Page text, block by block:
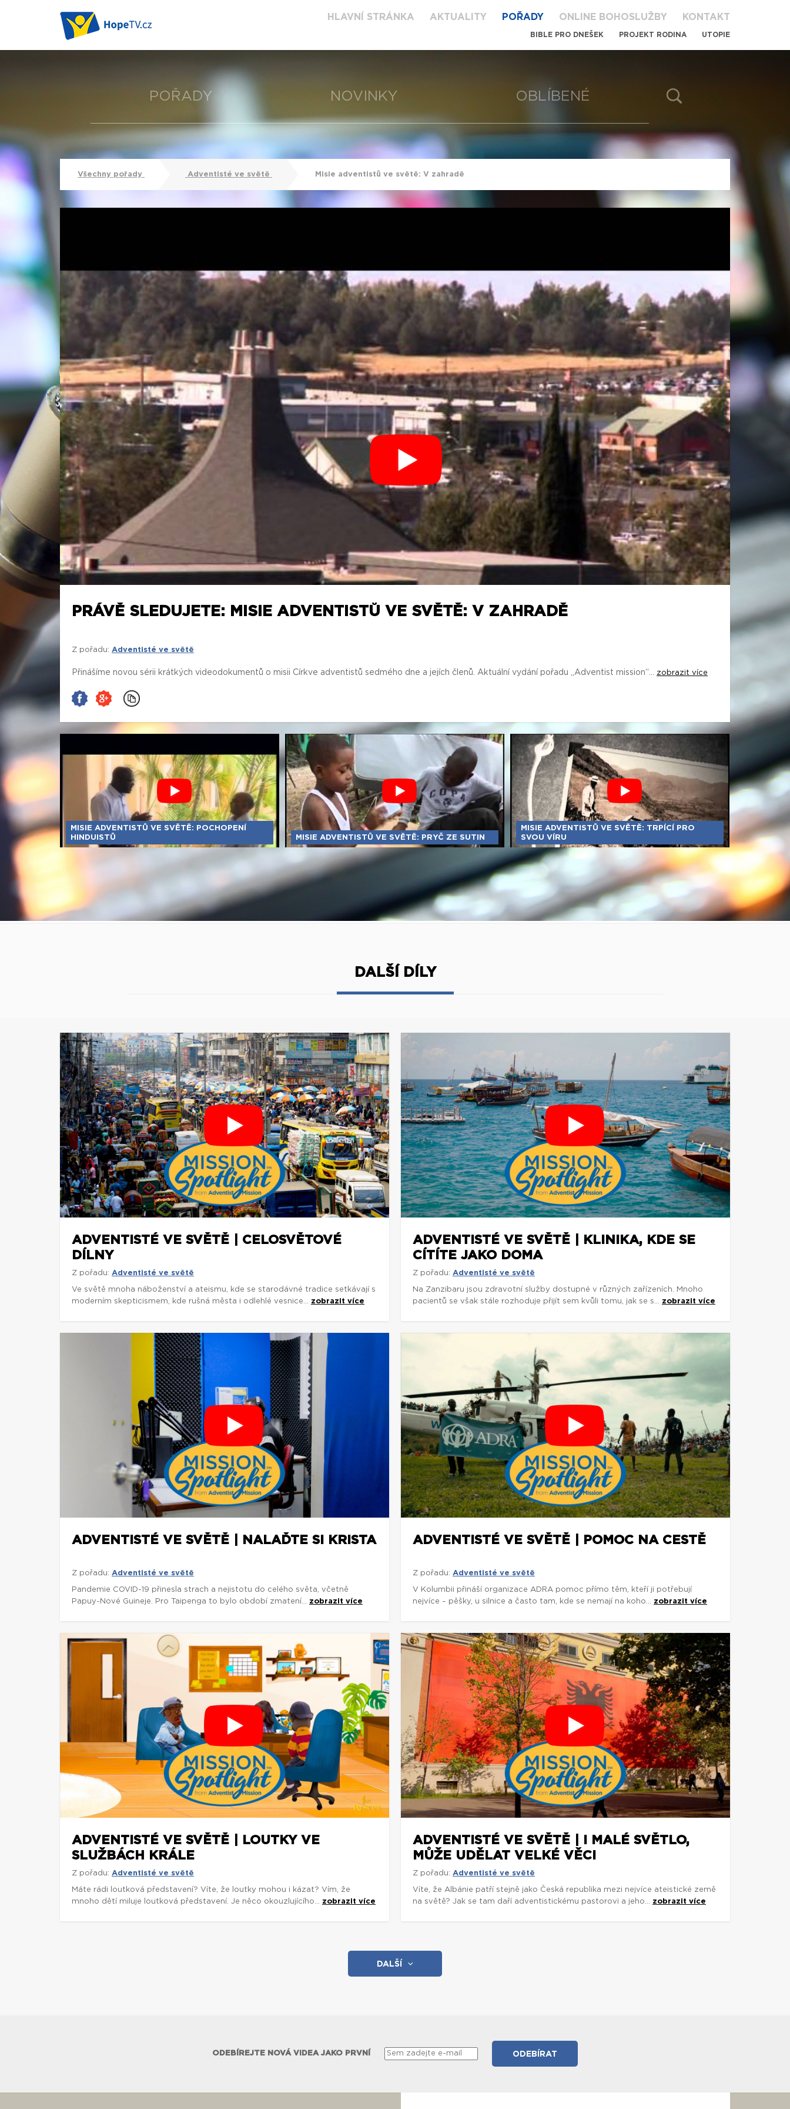
HLAVNÍ STRÁNKA AKTUALITY POŘADY ONLINE BOHOSLUŽBY KONTAKT
BIBLE PRO DNEŠEK PROJEKT RODINA UTOPIE
POŘADY NOVINKY OBLÍBENÉ
Všechny pořady Adventisté ve světě Misie adventistů ve světě: V zahradě
PRÁVĚ SLEDUJETE: MISIE ADVENTISTŮ VE SVĚTĚ: V ZAHRADĚ
Z pořadu: Adventisté ve světě
Přinášíme novou sérii krátkých videodokumentů o misii Církve adventistů sedmého dne a jejích členů. Aktuální vydání pořadu „Adventist mission“... zobrazit více
MISIE ADVENTISTŮ VE SVĚTĚ: POCHOPENÍ
HINDUISTŮ
MISIE ADVENTISTŮ VE SVĚTĚ: PRYČ ZE SUTIN
MISIE ADVENTISTŮ VE SVĚTĚ: TRPÍCÍ PRO
SVOU VÍRU
DALŠÍ DÍLY
ADVENTISTÉ VE SVĚTĚ | CELOSVĚTOVÉ
DÍLNY
Z pořadu: Adventisté ve světě
Ve světě mnoha náboženství a ateismu, kde se starodávné tradice setkávají s
moderním skepticismem, kde rušná města i odlehlé vesnice... zobrazit více
ADVENTISTÉ VE SVĚTĚ | KLINIKA, KDE SE
CÍTÍTE JAKO DOMA
Z pořadu: Adventisté ve světě
Na Zanzibaru jsou zdravotní služby dostupné v různých zařízeních. Mnoho
pacientů se však stále rozhoduje přijít sem kvůli tomu, jak se s... zobrazit více
ADVENTISTÉ VE SVĚTĚ | NALAĎTE SI KRISTA
Z pořadu: Adventisté ve světě
Pandemie COVID-19 přinesla strach a nejistotu do celého světa, včetně
Papuy-Nové Guineje. Pro Taipenga to bylo období zmatení... zobrazit více
ADVENTISTÉ VE SVĚTĚ | POMOC NA CESTĚ
Z pořadu: Adventisté ve světě
V Kolumbii přináší organizace ADRA pomoc přímo těm, kteří ji potřebují
nejvíce – pěšky, u silnice a často tam, kde se nemají na koho... zobrazit více
ADVENTISTÉ VE SVĚTĚ | LOUTKY VE
SLUŽBÁCH KRÁLE
Z pořadu: Adventisté ve světě
Máte rádi loutková představení? Víte, že loutky mohou i kázat? Vím, že
mnoho dětí miluje loutková představení. Je něco okouzlujícího... zobrazit více
ADVENTISTÉ VE SVĚTĚ | I MALÉ SVĚTLO,
MŮŽE UDĚLAT VELKÉ VĚCI
Z pořadu: Adventisté ve světě
Víte, že Albánie patří stejně jako Česká republika mezi nejvíce ateistické země
na světě? Jak se tam daří adventistickému pastorovi a jeho... zobrazit více
DALŠÍ
ODEBÍREJTE NOVÁ VIDEA JAKO PRVNÍ